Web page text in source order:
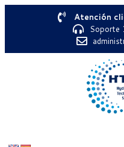
Atención
Soporte